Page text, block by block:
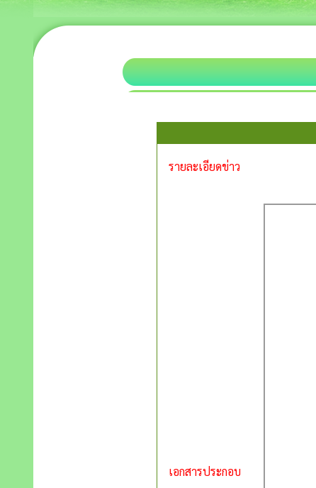
รายละเอียดข่าว
เอกสารประกอบ